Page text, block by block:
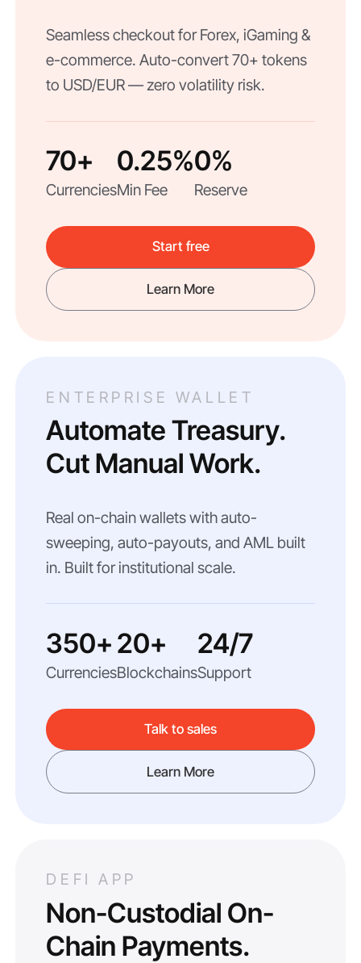
Seamless checkout for Forex, iGaming &
e-commerce. Auto-convert 70+ tokens
to USD/EUR — zero volatility risk.
70+
Currencies
0.25%
Min Fee
0%
Reserve
Start free
Learn More
ENTERPRISE WALLET
Automate Treasury.
Cut Manual Work.
Real on-chain wallets with auto-
sweeping, auto-payouts, and AML built
in. Built for institutional scale.
350+
Currencies
20+
Blockchains
24/7
Support
Talk to sales
Learn More
DEFI APP
Non-Custodial On-
Chain Payments.